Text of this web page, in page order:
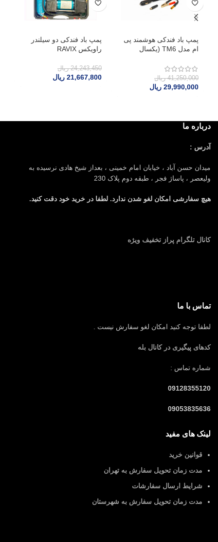
پمپ باد فندکی هوشمند پی
ام مدل TM6 (یکسال
41,250,000 ریال
29,990,000 ریال
پمپ باد فندکی دو سیلندر
راویکس RAVIX
24,243,450 ریال
21,667,800 ریال
درباره ما
آدرس :
میدان حسن آباد ، خیابان امام خمینی ، بعداز شیخ هادی نرسیده به
ولیعصر ، پاساژ فجر ، طبقه دوم پلاک 230
هیچ سفارشی امکان لغو شدن ندارد. لطفا در خرید خود دقت کنید.
کانال تلگرام پراز تخفیف ویژه
تماس با ما
لطفا توجه کنید امکان لغو سفارش نیست .
کدهای پیگیری در کانال بله
شماره تماس :
09128355120
09053835636
لینک های مفید
قوانین خرید
مدت زمان تحویل سفارش به تهران
شرایط ارسال سفارشات
مدت زمان تحویل سفارش به شهرستان